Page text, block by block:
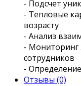
- Подсчет
- Тепловые
возрасту
- Анализ
- Мониторинг
сотрудников
-
Отзывы (0)